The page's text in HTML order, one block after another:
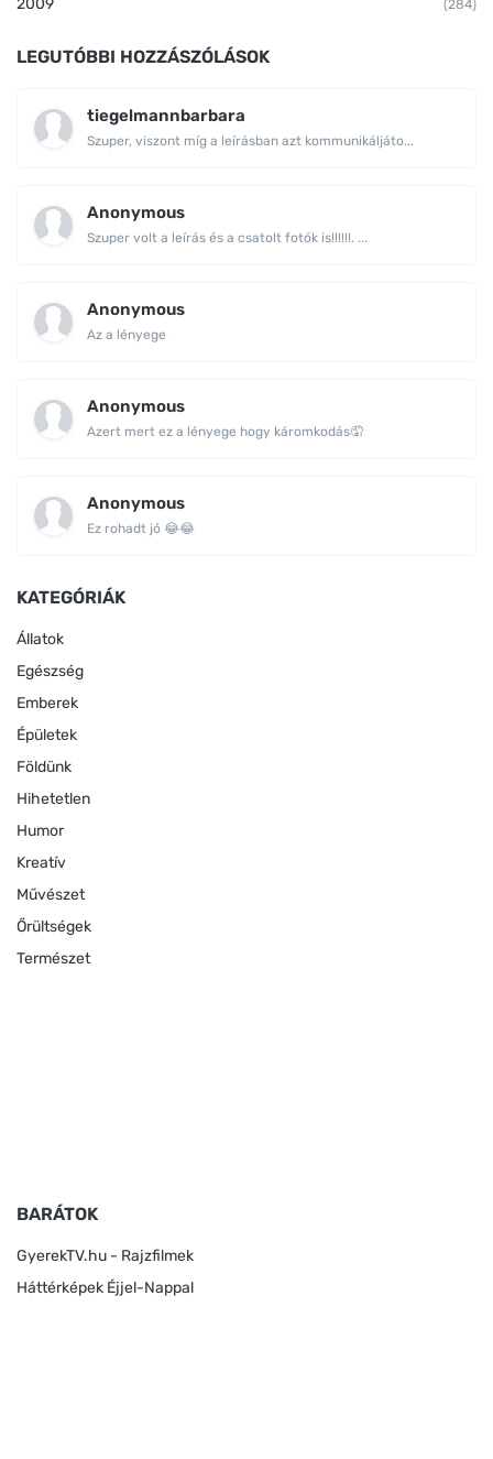
2009 (284)
LEGUTÓBBI HOZZÁSZÓLÁSOK
tiegelmannbarbara
Szuper, viszont míg a leírásban azt kommunikáljáto...
Anonymous
Szuper volt a leírás és a csatolt fotók is!!!!!!. ...
Anonymous
Az a lényege
Anonymous
Azert mert ez a lényege hogy káromkodás🤦
Anonymous
Ez rohadt jó 😂😂
KATEGÓRIÁK
Állatok
Egészség
Emberek
Épületek
Földünk
Hihetetlen
Humor
Kreatív
Művészet
Őrültségek
Természet
BARÁTOK
GyerekTV.hu - Rajzfilmek
Háttérképek Éjjel-Nappal